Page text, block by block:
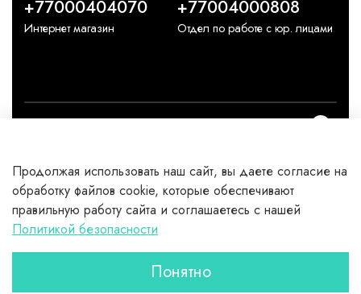
Каталог
Клиентам
+77000404070
Интернет магазин
+77004000808
Отдел по работе с юр. лицами
Продолжая использовать наш сайт, вы даете согласие на
обработку файлов cookie, которые обеспечивают
правильную работу сайта и соглашаетесь с нашей
Политикой безопасности
Понятно